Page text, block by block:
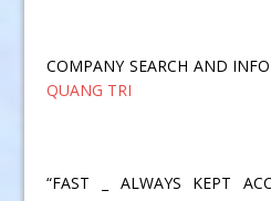
COMPANY SEARCH AND
QUANG TRI
“FAST _ ALWAYS KEPT